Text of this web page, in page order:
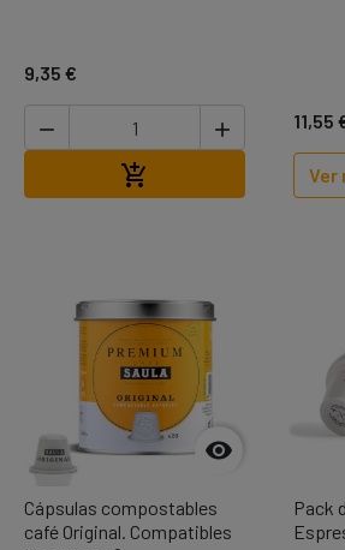
9,35 €
 

11,55
Ver

Cápsulas compostables
café Original. Compatibles
Pack